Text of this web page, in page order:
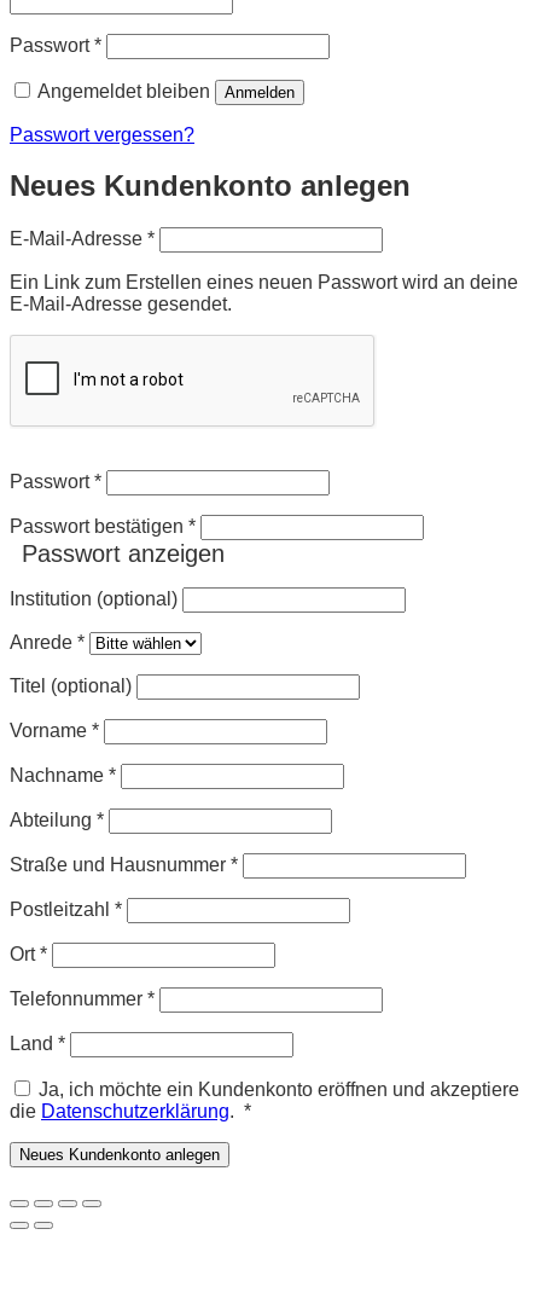
Passwort*Erforderlich
Angemeldet bleiben Anmelden
Passwort vergessen?
Neues Kundenkonto anlegen
E-Mail-Adresse *Erforderlich
Ein Link zum Erstellen eines neuen Passwort wird an deine
E-Mail-Adresse gesendet.
Passwort*
Passwort bestätigen *
Passwort anzeigen
Institution (optional)
Anrede *
Titel (optional)
Vorname *
Nachname *
Abteilung *
Straße und Hausnummer *
Postleitzahl *
Ort*
Telefonnummer *
Land *
Ja, ich möchte ein Kundenkonto eröffnen und akzeptiere
die Datenschutzerklärung. *Erforderlich
Neues Kundenkonto anlegen